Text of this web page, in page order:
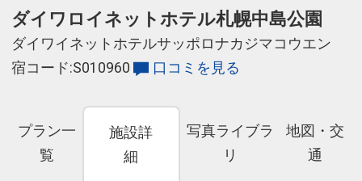
ダイワロイネットホテル札幌中島公園
ダイワイネットホテルサッポロナカジマコウエン
宿コード:S010960
口コミを見る
プラン一
覧
施設詳
細
写真ライブラ
リ
地図・交
通